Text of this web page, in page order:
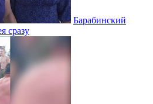
Барабинский
сразу